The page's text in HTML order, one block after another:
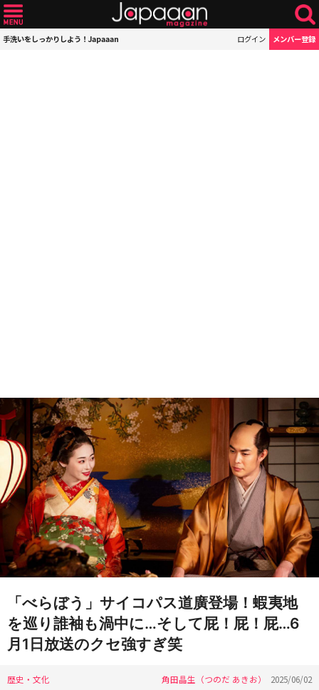
手洗いをしっかりしよう！Japaaan ログイン メンバー登録
「べらぼう」サイコパス道廣登場！蝦夷地
を巡り誰袖も渦中に…そして屁！屁！屁…6
月1日放送のクセ強すぎ笑
歴史・文化 角田晶生（つのだ あきお） 2025/06/02